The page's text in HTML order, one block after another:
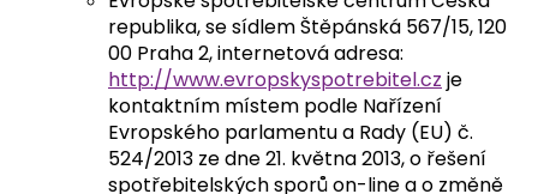
republika, se sídlem Štěpánská 567/15, 120
00 Praha 2, internetová adresa:
http://www.evropskyspotrebitel.cz je
kontaktním místem podle Nařízení
Evropského parlamentu a Rady (EU) č.
524/2013 ze dne 21. května 2013, o řešení
spotřebitelských sporů on-line a o změně